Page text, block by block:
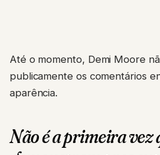
Até o momento, Demi Moore
publicamente os comentários
aparência.
Não é a primeira vez